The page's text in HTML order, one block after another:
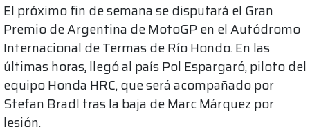
El próximo fin de semana se disputará el Gran
Premio de Argentina de MotoGP en el Autódromo
Internacional de Termas de Río Hondo. En las
últimas horas, llegó al país Pol Espargaró, piloto del
equipo Honda HRC, que será acompañado por
Stefan Bradl tras la baja de Marc Márquez por
lesión.